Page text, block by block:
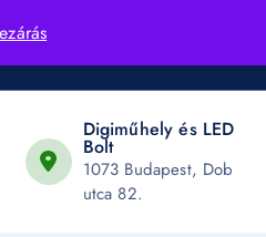
Digiműhely és LED
Bolt
1073 Budapest, Dob
utca 82.